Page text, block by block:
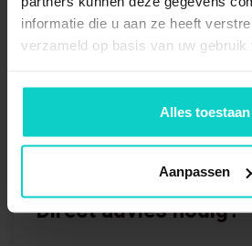
informatie die u aan ze heeft
verzameld op basis van uw gebruik
Alles toestaan
Aanpassen
Direct advies nodig?